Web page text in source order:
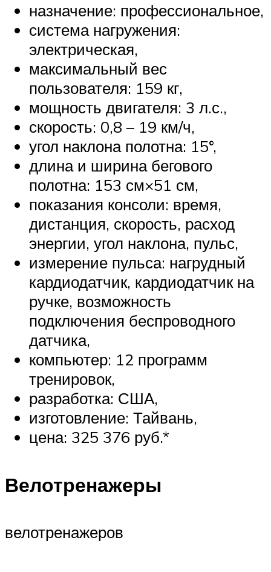
назначение: профессиональное,
система нагружения:
электрическая,
максимальный вес
пользователя: 159 кг,
мощность двигателя: 3 л.с.,
скорость: 0,8 – 19 км/ч,
угол наклона полотна: 15°,
длина и ширина бегового
полотна: 153 см×51 см,
показания консоли: время,
дистанция, скорость, расход
энергии, угол наклона, пульс,
измерение пульса: нагрудный
кардиодатчик, кардиодатчик на
ручке, возможность
подключения беспроводного
датчика,
компьютер: 12 программ
тренировок,
разработка: США,
изготовление: Тайвань,
цена: 325 376 руб.*
Велотренажеры
велотренажеров